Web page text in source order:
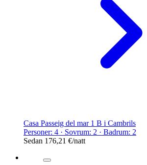
Casa Passeig del mar 1 B i Cambrils
Personer: 4 · Sovrum: 2 · Badrum: 2
Sedan 176,21 €/natt